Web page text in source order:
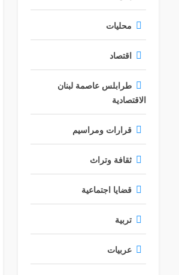
محليات
اقتصاد
طرابلس عاصمة لبنان
الاقتصادية
قرارات ومراسيم
ثقافة وتراث
قضايا اجتماعية
تربية
عربيات